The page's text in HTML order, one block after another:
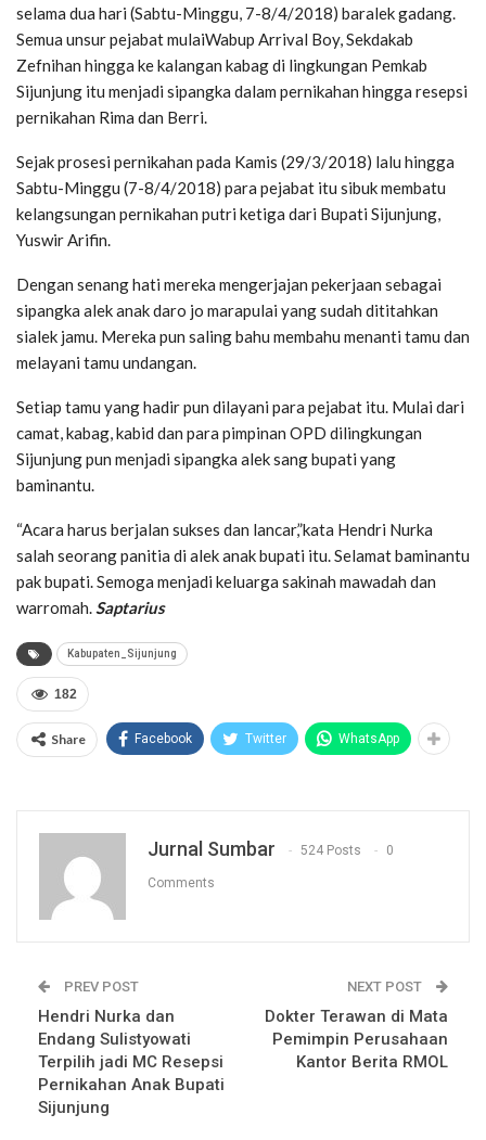
selama dua hari (Sabtu-Minggu, 7-8/4/2018) baralek gadang.
Semua unsur pejabat mulaiWabup Arrival Boy, Sekdakab
Zefnihan hingga ke kalangan kabag di lingkungan Pemkab
Sijunjung itu menjadi sipangka dalam pernikahan hingga resepsi
pernikahan Rima dan Berri.
Sejak prosesi pernikahan pada Kamis (29/3/2018) lalu hingga
Sabtu-Minggu (7-8/4/2018) para pejabat itu sibuk membatu
kelangsungan pernikahan putri ketiga dari Bupati Sijunjung,
Yuswir Arifin.
Dengan senang hati mereka mengerjajan pekerjaan sebagai
sipangka alek anak daro jo marapulai yang sudah dititahkan
sialek jamu. Mereka pun saling bahu membahu menanti tamu dan
melayani tamu undangan.
Setiap tamu yang hadir pun dilayani para pejabat itu. Mulai dari
camat, kabag, kabid dan para pimpinan OPD dilingkungan
Sijunjung pun menjadi sipangka alek sang bupati yang
baminantu.
“Acara harus berjalan sukses dan lancar,”kata Hendri Nurka
salah seorang panitia di alek anak bupati itu. Selamat baminantu
pak bupati. Semoga menjadi keluarga sakinah mawadah dan
warromah.Saptarius
Kabupaten_Sijunjung
182
Share Facebook Twitter WhatsApp
Jurnal Sumbar 524 Posts 0
Comments
PREV POST
Hendri Nurka dan
Endang Sulistyowati
Terpilih jadi MC Resepsi
Pernikahan Anak Bupati
Sijunjung
NEXT POST
Dokter Terawan di Mata
Pemimpin Perusahaan
Kantor Berita RMOL